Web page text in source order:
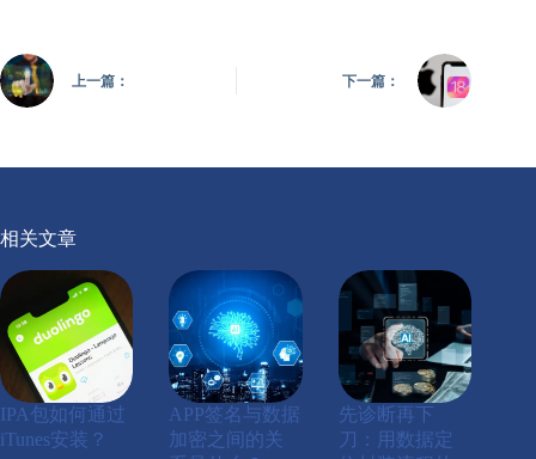
上一篇： 下一篇：
相关文章
IPA包如何通过
iTunes安装？
APP签名与数据
加密之间的关
先诊断再下
刀：用数据定